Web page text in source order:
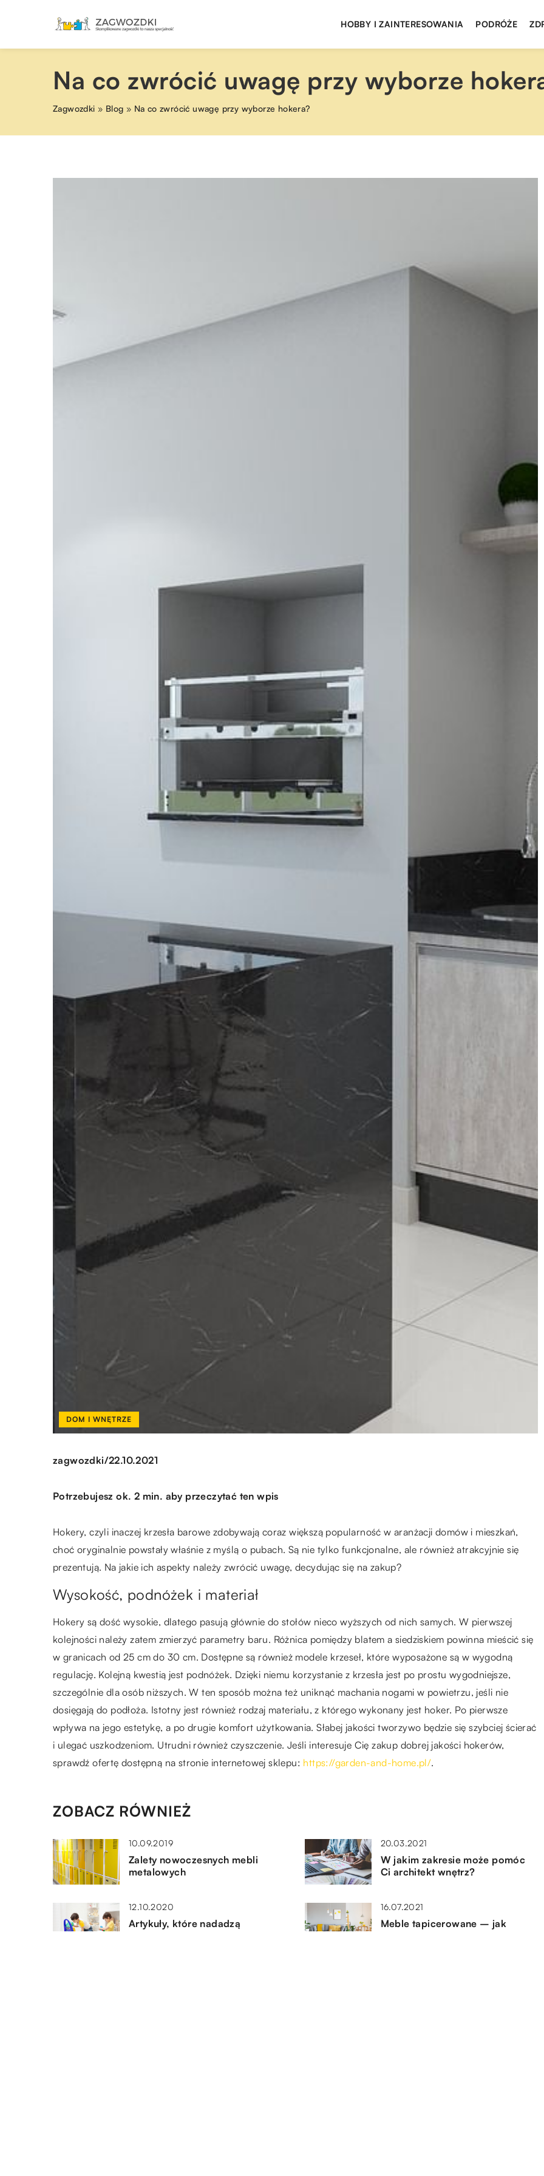
HOBBY I ZAINTERESOWANIA PODRÓŻE
Na co zwrócić uwagę przy wyborze
Zagwozdki » Blog » Na co zwrócić uwagę przy wyborze hokera?
DOM I WNĘTRZE
zagwozdki/22.10.2021
Potrzebujesz ok. 2 min. aby przeczytać ten wpis
Hokery, czyli inaczej krzesła barowe zdobywają coraz większą popularność w aranżacji domów i mieszkań,
choć oryginalnie powstały właśnie z myślą o pubach. Są nie tylko funkcjonalne, ale również atrakcyjnie się
prezentują. Na jakie ich aspekty należy zwrócić uwagę, decydując się na zakup?
Wysokość, podnóżek i materiał
Hokery są dość wysokie, dlatego pasują głównie do stołów nieco wyższych od nich samych. W pierwszej
kolejności należy zatem zmierzyć parametry baru. Różnica pomiędzy blatem a siedziskiem powinna mieścić się
w granicach od 25 cm do 30 cm. Dostępne są również modele krzeseł, które wyposażone są w wygodną
regulację. Kolejną kwestią jest podnóżek. Dzięki niemu korzystanie z krzesła jest po prostu wygodniejsze,
szczególnie dla osób niższych. W ten sposób można też uniknąć machania nogami w powietrzu, jeśli nie
dosięgają do podłoża. Istotny jest również rodzaj materiału, z którego wykonany jest hoker. Po pierwsze
wpływa na jego estetykę, a po drugie komfort użytkowania. Słabej jakości tworzywo będzie się szybciej ścierać
i ulegać uszkodzeniom. Utrudni również czyszczenie. Jeśli interesuje Cię zakup dobrej jakości hokerów,
sprawdź ofertę dostępną na stronie internetowej sklepu: https://garden-and-home.pl/.
ZOBACZ RÓWNIEŻ
10.09.2019
Zalety nowoczesnych mebli
metalowych
20.03.2021
W jakim zakresie może pomóc
Ci architekt wnętrz?
12.10.2020
Artykuły, które nadadzą
16.07.2021
Meble tapicerowane – jak